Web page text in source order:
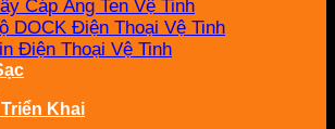
Cáp Ăng Ten Vệ Tinh
DOCK Điện Thoại Vệ Tinh
Điện Thoại Vệ Tinh
Khai